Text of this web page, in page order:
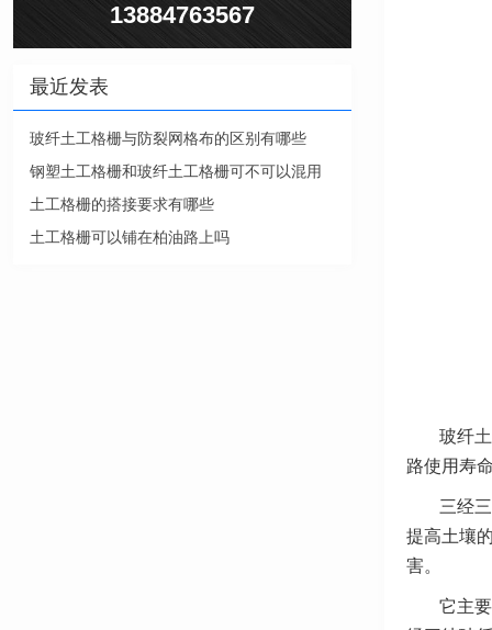
玻纤
路使用寿
三经
提高土壤
害。
它主
13884763567
最近发表
玻纤土工格栅与防裂网格布的区别有哪些
钢塑土工格栅和玻纤土工格栅可不可以混用
土工格栅的搭接要求有哪些
土工格栅可以铺在柏油路上吗